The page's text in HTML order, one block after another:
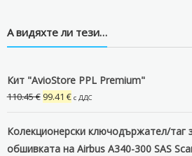
А видяхте ли тези…
Кит "AvioStore PPL Premium"
110.45€ Original
was:
110.45 €.
99.41 €Текущата
е:
99.41 €.
с ДДС
Колекционерски ключодържател/таг
обшивката на Airbus A340-300 SAS